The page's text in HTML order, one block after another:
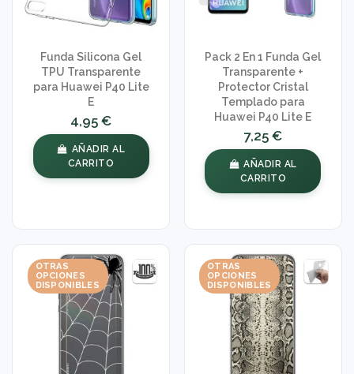
Funda Silicona Gel
TPU Transparente
para Huawei P40 Lite
E
4,95 €
AÑADIR AL
CARRITO
Pack 2 En 1 Funda Gel
Transparente +
Protector Cristal
Templado para
Huawei P40 Lite E
7,25 €
AÑADIR AL
CARRITO
OTRAS
OPCIONES
DISPONIBLES
OTRAS
OPCIONES
DISPONIBLES